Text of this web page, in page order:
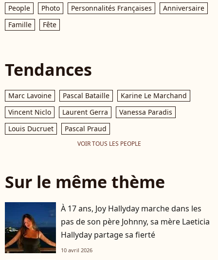
People Photo Personnalités Françaises
Anniversaire
Famille
Fête
Tendances
Marc Lavoine Pascal Bataille
Karine Le Marchand
Vincent Niclo
Laurent Gerra
Vanessa Paradis
Louis Ducruet
Pascal Praud
VOIR TOUS LES PEOPLE
Sur le même thème
À 17 ans, Joy Hallyday marche dans les
pas de son père Johnny, sa mère Laeticia
Hallyday partage sa fierté
10 avril 2026